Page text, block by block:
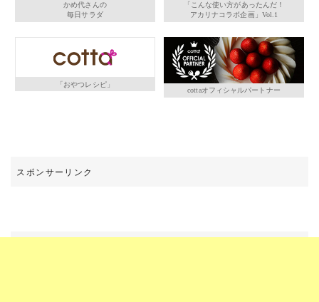
かめ代さんの
毎日サラダ
「こんな使い方があったんだ！
アカリナコラボ企画」Vol.1
「おやつレシピ」
cottaオフィシャルパートナー